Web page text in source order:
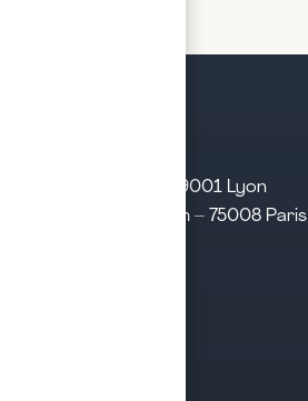
21 rue d’Algérie – 69001 Lyon
31 rue d’Amsterdam – 75008 Paris